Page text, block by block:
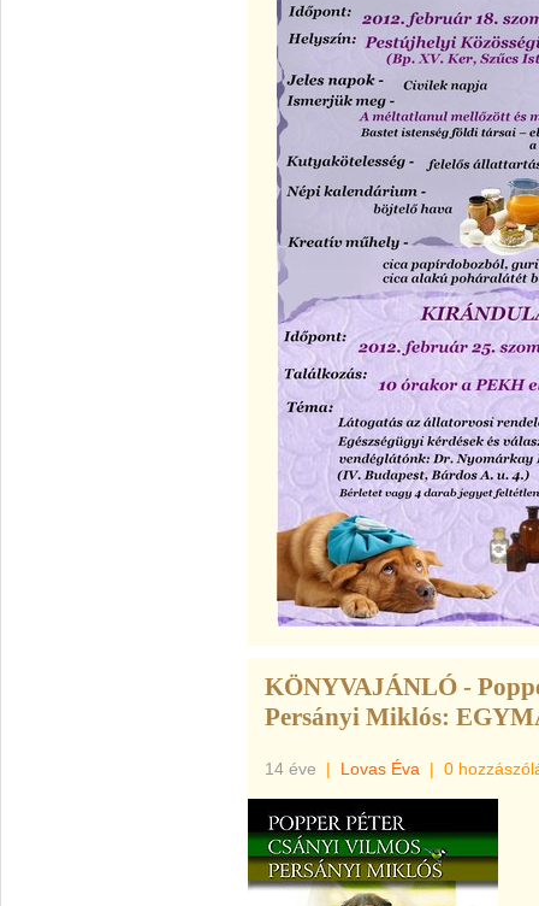
KÖNYVAJÁNLÓ -
Persányi Miklós:
14 éve | Lovas Éva | 0